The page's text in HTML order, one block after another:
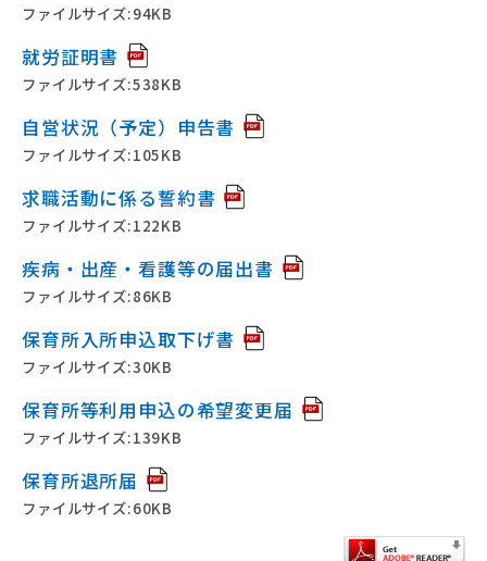
ファイルサイズ:94KB
就労証明書
ファイルサイズ:538KB
自営状況（予定）申告書
ファイルサイズ:105KB
求職活動に係る誓約書
ファイルサイズ:122KB
疾病・出産・看護等の届出書
ファイルサイズ:86KB
保育所入所申込取下げ書
ファイルサイズ:30KB
保育所等利用申込の希望変更届
ファイルサイズ:139KB
保育所退所届
ファイルサイズ:60KB